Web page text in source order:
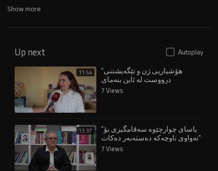
Show more
Up next Autoplay
11:54 "هۆشیاریی ژن و تێگەیشتنی
درووست لە ئاین بنەمای
بوونیادنانی نەتەوەیە" 7 Views
13:37 "یاسای چوارچێوە سەقامگیری بۆ
تەواوی ناوچەکە دەستەبەر دەکات"
7 Views